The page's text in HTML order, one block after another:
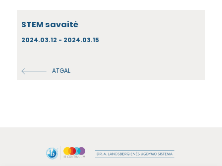
STEM savaitė
2024.03.12 - 2024.03.15
ATGAL